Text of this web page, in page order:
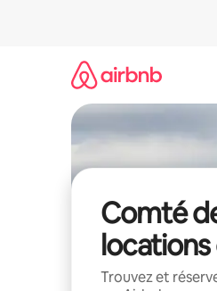
Comté
Trouvez et